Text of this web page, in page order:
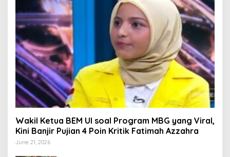
Wakil Ketua BEM UI soal Program MBG yang Viral,
Kini Banjir Pujian 4 Poin Kritik Fatimah Azzahra
June 21, 2026